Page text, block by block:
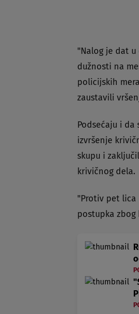
"Nalog je dat
dužnosti na
policijskih
zaustavili
Podsećaju i
izvršenje
skupu i
krivičnog dela.
"Protiv pet lica
postupka zbog